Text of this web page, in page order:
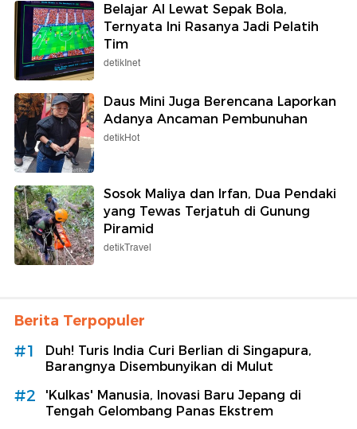
Belajar AI Lewat Sepak Bola,
Ternyata Ini Rasanya Jadi Pelatih
Tim
detikInet
Daus Mini Juga Berencana Laporkan
Adanya Ancaman Pembunuhan
detikHot
Sosok Maliya dan Irfan, Dua Pendaki
yang Tewas Terjatuh di Gunung
Piramid
detikTravel
Berita Terpopuler
#1
Duh! Turis India Curi Berlian di Singapura,
Barangnya Disembunyikan di Mulut
#2
'Kulkas' Manusia, Inovasi Baru Jepang di
Tengah Gelombang Panas Ekstrem